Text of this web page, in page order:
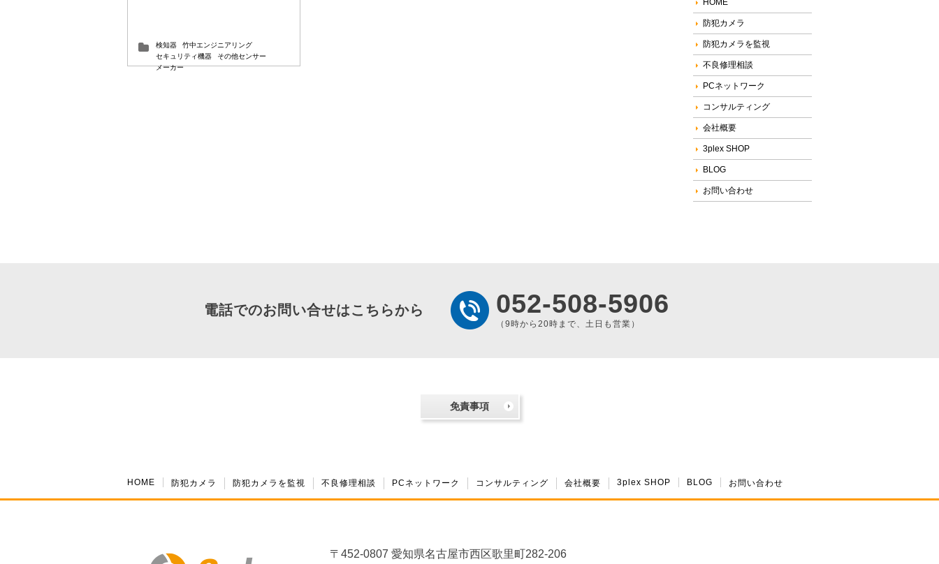
HOME
防犯カメラ
防犯カメラを監視
不良修理相談
PCネットワーク
コンサルティング
会社概要
3plex SHOP
BLOG
お問い合わせ
検知器
竹中エンジニアリング
セキュリティ機器
その他センサー
メーカー
電話でのお問い合せはこちらから 052-508-5906
（9時から20時まで、土日も営業）
免責事項
HOME 防犯カメラ 防犯カメラを監視 不良修理相談 PCネットワーク コンサルティング 会社概要 3plex SHOP BLOG お問い合わせ
〒452-0807 愛知県名古屋市西区歌里町282-206